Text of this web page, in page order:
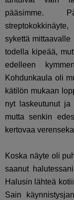
pääsimme.
sykettä
todella kipeää,
edelleen
Kohdunkaula oli
kätilön mukaan
nyt laskeutunut
mutta senkin
kertovaa
Koska näyte oli
saanut
Halusin lähteä
Sain